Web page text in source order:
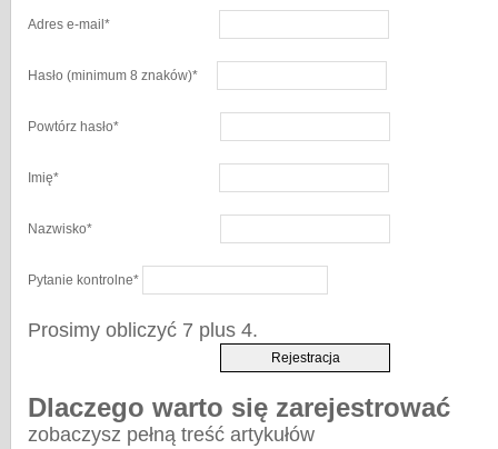
Adres e-mail *
Hasło (minimum 8 znaków)*
Powtórz hasło*
Imię*
Nazwisko*
Pytanie kontrolne*
Prosimy obliczyć 7 plus 4.
Dlaczego warto się zarejestrować
zobaczysz pełną treść artykułów